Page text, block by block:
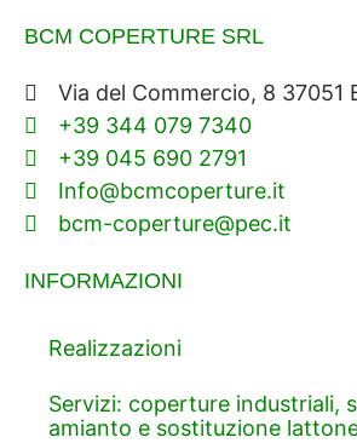
BCM COPERTURE SRL
Via del Commercio, 8 37051
+39 344 079 7340
+39 045 690 2791
Info@bcmcoperture.it
bcm-coperture@pec.it
INFORMAZIONI
Realizzazioni
Servizi: coperture industriali,
amianto e sostituzione